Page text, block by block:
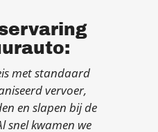
met standaard
vervoer,
en slapen bij de
snel kwamen we